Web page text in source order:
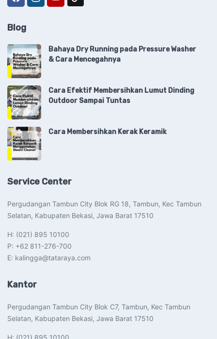
Blog
Bahaya Dry Running pada Pressure Washer
& Cara Mencegahnya
Cara Efektif Membersihkan Lumut Dinding
Outdoor Sampai Tuntas
Cara Membersihkan Kerak Keramik
Service Center
Pergudangan Tambun City Blok RG 18, Tambun, Kec Tambun
Selatan, Kabupaten Bekasi, Jawa Barat 17510​
H: (021) 895 10100
P: +62 811-276-700
E: kalingga@tataraya.com
Kantor
Pergudangan Tambun City Blok C7, Tambun, Kec Tambun
Selatan, Kabupaten Bekasi, Jawa Barat 17510​
H: (021) 895 10100